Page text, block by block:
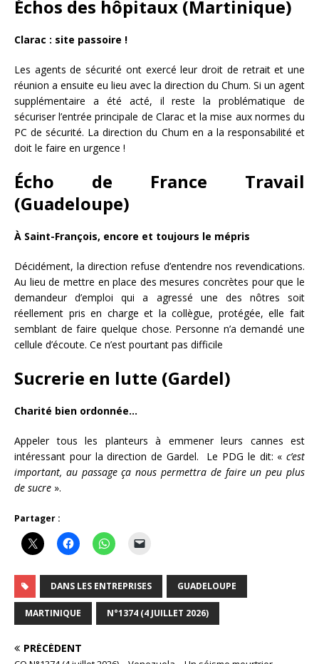
Échos des hôpitaux (Martinique)
Clarac : site passoire !
Les agents de sécurité ont exercé leur droit de retrait et une
réunion a ensuite eu lieu avec la direction du Chum. Si un agent
supplémentaire a été acté, il reste la problématique de
sécuriser l’entrée principale de Clarac et la mise aux normes du
PC de sécurité. La direction du Chum en a la responsabilité et
doit le faire en urgence !
Écho de France Travail
(Guadeloupe)
À Saint-François, encore et toujours le mépris
Décidément, la direction refuse d’entendre nos revendications.
Au lieu de mettre en place des mesures concrètes pour que le
demandeur d’emploi qui a agressé une des nôtres soit
réellement pris en charge et la collègue, protégée, elle fait
semblant de faire quelque chose. Personne n’a demandé une
cellule d’écoute. Ce n’est pourtant pas difficile
Sucrerie en lutte (Gardel)
Charité bien ordonnée…
Appeler tous les planteurs à emmener leurs cannes est
intéressant pour la direction de Gardel. Le PDG le dit: « c’est
important, au passage ça nous permettra de faire un peu plus
de sucre ».
Partager :
DANS LES ENTREPRISES GUADELOUPE
MARTINIQUE N°1374 (4 JUILLET 2026)
PRÉCÉDENT